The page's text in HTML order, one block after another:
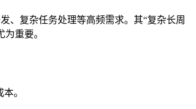
、复杂任务处理等高频需求。其“复杂长周
重要。
。